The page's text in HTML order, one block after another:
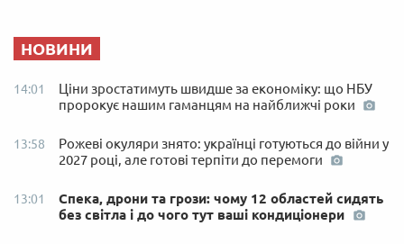
НОВИНИ
14:01
Ціни зростатимуть швидше за економіку: що НБУ
пророкує нашим гаманцям на найближчі роки
13:58
Рожеві окуляри знято: українці готуються до війни у
2027 році, але готові терпіти до перемоги
13:01
Спека, дрони та грози: чому 12 областей сидять
без світла і до чого тут ваші кондиціонери